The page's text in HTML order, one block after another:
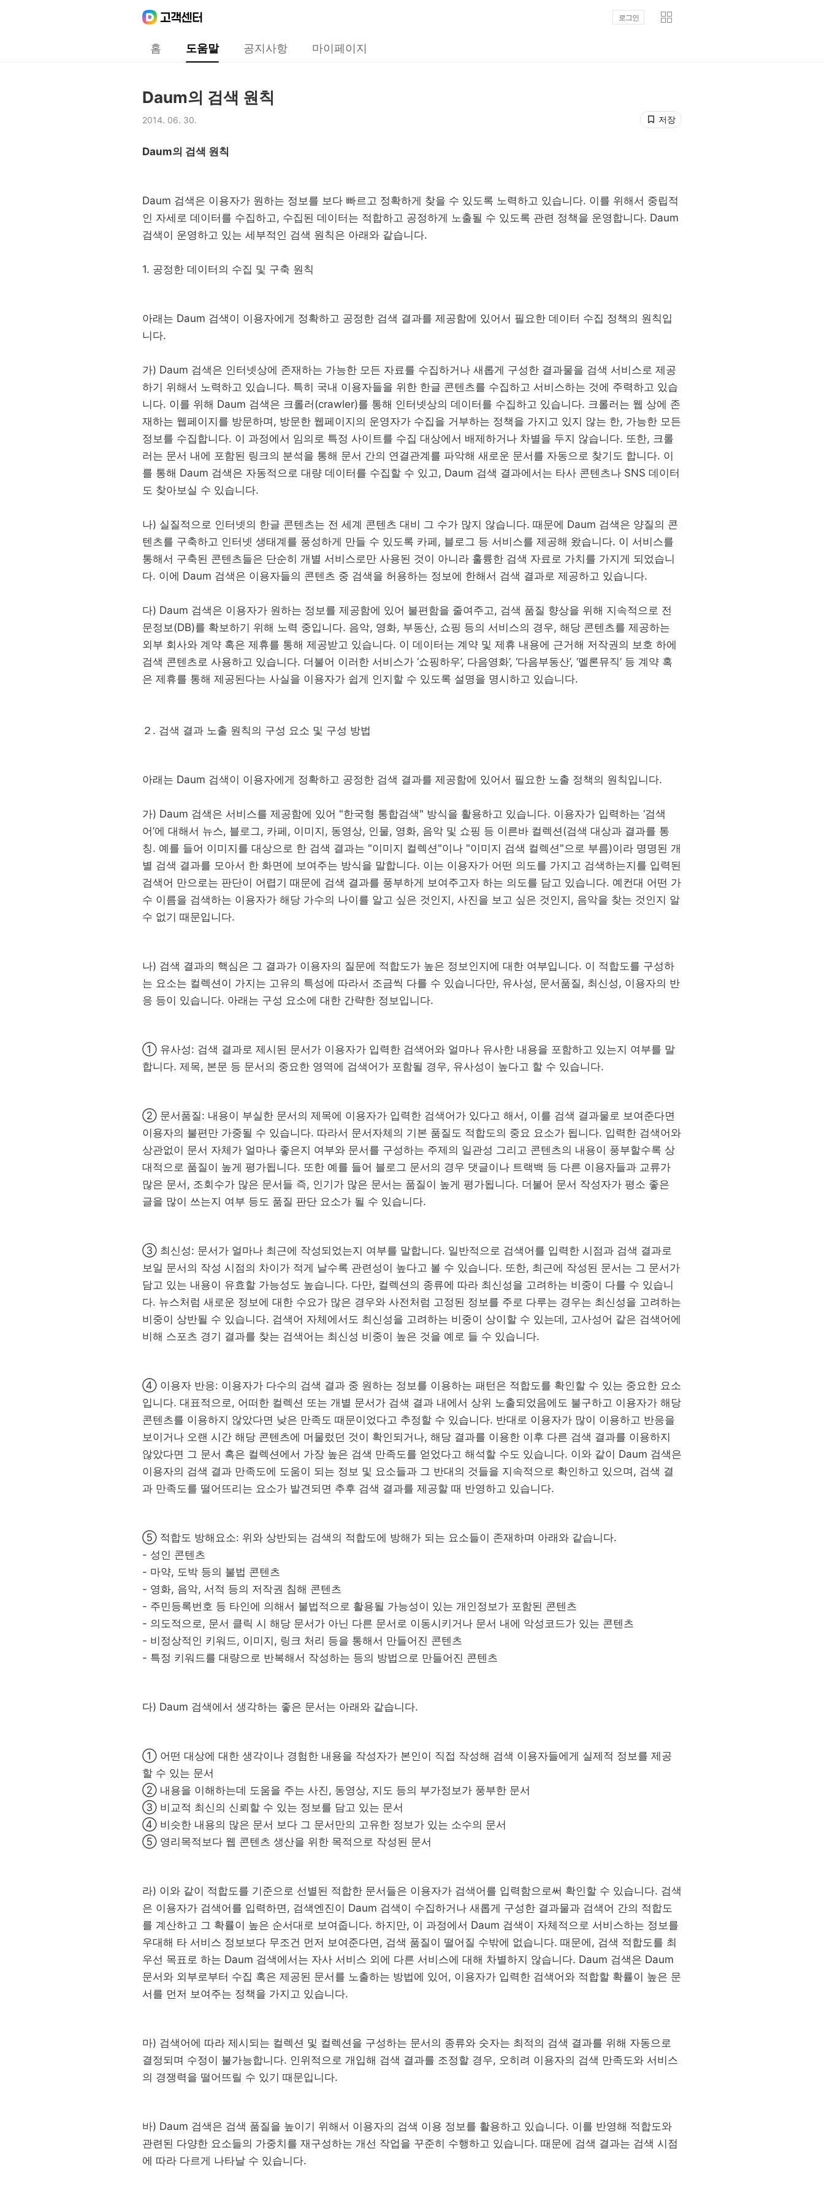
로그인
홈 도움말 공지사항 마이페이지
Daum의 검색 원칙
저장
2014. 06. 30.
Daum의 검색 원칙
Daum 검색은 이용자가 원하는 정보를 보다 빠르고 정확하게 찾을 수 있도록 노력하고 있습니다. 이를 위해서 중립적
인 자세로 데이터를 수집하고, 수집된 데이터는 적합하고 공정하게 노출될 수 있도록 관련 정책을 운영합니다. Daum
검색이 운영하고 있는 세부적인 검색 원칙은 아래와 같습니다.
1. 공정한 데이터의 수집 및 구축 원칙
아래는 Daum 검색이 이용자에게 정확하고 공정한 검색 결과를 제공함에 있어서 필요한 데이터 수집 정책의 원칙입
니다.
가) Daum 검색은 인터넷상에 존재하는 가능한 모든 자료를 수집하거나 새롭게 구성한 결과물을 검색 서비스로 제공
하기 위해서 노력하고 있습니다. 특히 국내 이용자들을 위한 한글 콘텐츠를 수집하고 서비스하는 것에 주력하고 있습
니다. 이를 위해 Daum 검색은 크롤러(crawler)를 통해 인터넷상의 데이터를 수집하고 있습니다. 크롤러는 웹 상에 존
재하는 웹페이지를 방문하며, 방문한 웹페이지의 운영자가 수집을 거부하는 정책을 가지고 있지 않는 한, 가능한 모든
정보를 수집합니다. 이 과정에서 임의로 특정 사이트를 수집 대상에서 배제하거나 차별을 두지 않습니다. 또한, 크롤
러는 문서 내에 포함된 링크의 분석을 통해 문서 간의 연결관계를 파악해 새로운 문서를 자동으로 찾기도 합니다. 이
를 통해 Daum 검색은 자동적으로 대량 데이터를 수집할 수 있고, Daum 검색 결과에서는 타사 콘텐츠나 SNS 데이터
도 찾아보실 수 있습니다.
나) 실질적으로 인터넷의 한글 콘텐츠는 전 세계 콘텐츠 대비 그 수가 많지 않습니다. 때문에 Daum 검색은 양질의 콘
텐츠를 구축하고 인터넷 생태계를 풍성하게 만들 수 있도록 카페, 블로그 등 서비스를 제공해 왔습니다. 이 서비스를
통해서 구축된 콘텐츠들은 단순히 개별 서비스로만 사용된 것이 아니라 훌륭한 검색 자료로 가치를 가지게 되었습니
다. 이에 Daum 검색은 이용자들의 콘텐츠 중 검색을 허용하는 정보에 한해서 검색 결과로 제공하고 있습니다.
다) Daum 검색은 이용자가 원하는 정보를 제공함에 있어 불편함을 줄여주고, 검색 품질 향상을 위해 지속적으로 전
문정보(DB)를 확보하기 위해 노력 중입니다. 음악, 영화, 부동산, 쇼핑 등의 서비스의 경우, 해당 콘텐츠를 제공하는
외부 회사와 계약 혹은 제휴를 통해 제공받고 있습니다. 이 데이터는 계약 및 제휴 내용에 근거해 저작권의 보호 하에
검색 콘텐츠로 사용하고 있습니다. 더불어 이러한 서비스가 ‘쇼핑하우’, 다음영화’, ‘다음부동산’, ‘멜론뮤직’ 등 계약 혹
은 제휴를 통해 제공된다는 사실을 이용자가 쉽게 인지할 수 있도록 설명을 명시하고 있습니다.
２. 검색 결과 노출 원칙의 구성 요소 및 구성 방법
아래는 Daum 검색이 이용자에게 정확하고 공정한 검색 결과를 제공함에 있어서 필요한 노출 정책의 원칙입니다.
가) Daum 검색은 서비스를 제공함에 있어 "한국형 통합검색" 방식을 활용하고 있습니다. 이용자가 입력하는 ‘검색
어’에 대해서 뉴스, 블로그, 카페, 이미지, 동영상, 인물, 영화, 음악 및 쇼핑 등 이른바 컬렉션(검색 대상과 결과를 통
칭. 예를 들어 이미지를 대상으로 한 검색 결과는 "이미지 컬렉션"이나 "이미지 검색 컬렉션"으로 부름)이라 명명된 개
별 검색 결과를 모아서 한 화면에 보여주는 방식을 말합니다. 이는 이용자가 어떤 의도를 가지고 검색하는지를 입력된
검색어 만으로는 판단이 어렵기 때문에 검색 결과를 풍부하게 보여주고자 하는 의도를 담고 있습니다. 예컨대 어떤 가
수 이름을 검색하는 이용자가 해당 가수의 나이를 알고 싶은 것인지, 사진을 보고 싶은 것인지, 음악을 찾는 것인지 알
수 없기 때문입니다.
나) 검색 결과의 핵심은 그 결과가 이용자의 질문에 적합도가 높은 정보인지에 대한 여부입니다. 이 적합도를 구성하
는 요소는 컬렉션이 가지는 고유의 특성에 따라서 조금씩 다를 수 있습니다만, 유사성, 문서품질, 최신성, 이용자의 반
응 등이 있습니다. 아래는 구성 요소에 대한 간략한 정보입니다.
① 유사성: 검색 결과로 제시된 문서가 이용자가 입력한 검색어와 얼마나 유사한 내용을 포함하고 있는지 여부를 말
합니다. 제목, 본문 등 문서의 중요한 영역에 검색어가 포함될 경우, 유사성이 높다고 할 수 있습니다.
② 문서품질: 내용이 부실한 문서의 제목에 이용자가 입력한 검색어가 있다고 해서, 이를 검색 결과물로 보여준다면
이용자의 불편만 가중될 수 있습니다. 따라서 문서자체의 기본 품질도 적합도의 중요 요소가 됩니다. 입력한 검색어와
상관없이 문서 자체가 얼마나 좋은지 여부와 문서를 구성하는 주제의 일관성 그리고 콘텐츠의 내용이 풍부할수록 상
대적으로 품질이 높게 평가됩니다. 또한 예를 들어 블로그 문서의 경우 댓글이나 트랙백 등 다른 이용자들과 교류가
많은 문서, 조회수가 많은 문서들 즉, 인기가 많은 문서는 품질이 높게 평가됩니다. 더불어 문서 작성자가 평소 좋은
글을 많이 쓰는지 여부 등도 품질 판단 요소가 될 수 있습니다.
③ 최신성: 문서가 얼마나 최근에 작성되었는지 여부를 말합니다. 일반적으로 검색어를 입력한 시점과 검색 결과로
보일 문서의 작성 시점의 차이가 적게 날수록 관련성이 높다고 볼 수 있습니다. 또한, 최근에 작성된 문서는 그 문서가
담고 있는 내용이 유효할 가능성도 높습니다. 다만, 컬렉션의 종류에 따라 최신성을 고려하는 비중이 다를 수 있습니
다. 뉴스처럼 새로운 정보에 대한 수요가 많은 경우와 사전처럼 고정된 정보를 주로 다루는 경우는 최신성을 고려하는
비중이 상반될 수 있습니다. 검색어 자체에서도 최신성을 고려하는 비중이 상이할 수 있는데, 고사성어 같은 검색어에
비해 스포츠 경기 결과를 찾는 검색어는 최신성 비중이 높은 것을 예로 들 수 있습니다.
④ 이용자 반응: 이용자가 다수의 검색 결과 중 원하는 정보를 이용하는 패턴은 적합도를 확인할 수 있는 중요한 요소
입니다. 대표적으로, 어떠한 컬렉션 또는 개별 문서가 검색 결과 내에서 상위 노출되었음에도 불구하고 이용자가 해당
콘텐츠를 이용하지 않았다면 낮은 만족도 때문이었다고 추정할 수 있습니다. 반대로 이용자가 많이 이용하고 반응을
보이거나 오랜 시간 해당 콘텐츠에 머물렀던 것이 확인되거나, 해당 결과를 이용한 이후 다른 검색 결과를 이용하지
않았다면 그 문서 혹은 컬렉션에서 가장 높은 검색 만족도를 얻었다고 해석할 수도 있습니다. 이와 같이 Daum 검색은
이용자의 검색 결과 만족도에 도움이 되는 정보 및 요소들과 그 반대의 것들을 지속적으로 확인하고 있으며, 검색 결
과 만족도를 떨어뜨리는 요소가 발견되면 추후 검색 결과를 제공할 때 반영하고 있습니다.
⑤ 적합도 방해요소: 위와 상반되는 검색의 적합도에 방해가 되는 요소들이 존재하며 아래와 같습니다.
- 성인 콘텐츠
- 마약, 도박 등의 불법 콘텐츠
- 영화, 음악, 서적 등의 저작권 침해 콘텐츠
- 주민등록번호 등 타인에 의해서 불법적으로 활용될 가능성이 있는 개인정보가 포함된 콘텐츠
- 의도적으로, 문서 클릭 시 해당 문서가 아닌 다른 문서로 이동시키거나 문서 내에 악성코드가 있는 콘텐츠
- 비정상적인 키워드, 이미지, 링크 처리 등을 통해서 만들어진 콘텐츠
- 특정 키워드를 대량으로 반복해서 작성하는 등의 방법으로 만들어진 콘텐츠
다) Daum 검색에서 생각하는 좋은 문서는 아래와 같습니다.
① 어떤 대상에 대한 생각이나 경험한 내용을 작성자가 본인이 직접 작성해 검색 이용자들에게 실제적 정보를 제공
할 수 있는 문서
② 내용을 이해하는데 도움을 주는 사진, 동영상, 지도 등의 부가정보가 풍부한 문서
③ 비교적 최신의 신뢰할 수 있는 정보를 담고 있는 문서
④ 비슷한 내용의 많은 문서 보다 그 문서만의 고유한 정보가 있는 소수의 문서
⑤ 영리목적보다 웹 콘텐츠 생산을 위한 목적으로 작성된 문서
라) 이와 같이 적합도를 기준으로 선별된 적합한 문서들은 이용자가 검색어를 입력함으로써 확인할 수 있습니다. 검색
은 이용자가 검색어를 입력하면, 검색엔진이 Daum 검색이 수집하거나 새롭게 구성한 결과물과 검색어 간의 적합도
를 계산하고 그 확률이 높은 순서대로 보여줍니다. 하지만, 이 과정에서 Daum 검색이 자체적으로 서비스하는 정보를
우대해 타 서비스 정보보다 무조건 먼저 보여준다면, 검색 품질이 떨어질 수밖에 없습니다. 때문에, 검색 적합도를 최
우선 목표로 하는 Daum 검색에서는 자사 서비스 외에 다른 서비스에 대해 차별하지 않습니다. Daum 검색은 Daum
문서와 외부로부터 수집 혹은 제공된 문서를 노출하는 방법에 있어, 이용자가 입력한 검색어와 적합할 확률이 높은 문
서를 먼저 보여주는 정책을 가지고 있습니다.
마) 검색어에 따라 제시되는 컬렉션 및 컬렉션을 구성하는 문서의 종류와 숫자는 최적의 검색 결과를 위해 자동으로
결정되며 수정이 불가능합니다. 인위적으로 개입해 검색 결과를 조정할 경우, 오히려 이용자의 검색 만족도와 서비스
의 경쟁력을 떨어뜨릴 수 있기 때문입니다.
바) Daum 검색은 검색 품질을 높이기 위해서 이용자의 검색 이용 정보를 활용하고 있습니다. 이를 반영해 적합도와
관련된 다양한 요소들의 가중치를 재구성하는 개선 작업을 꾸준히 수행하고 있습니다. 때문에 검색 결과는 검색 시점
에 따라 다르게 나타날 수 있습니다.